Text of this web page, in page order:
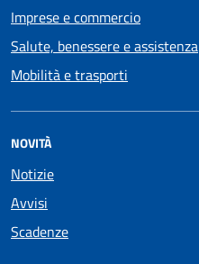
Imprese e commercio
Salute, benessere e assistenza
Mobilità e trasporti
NOVITÀ
Notizie
Avvisi
Scadenze